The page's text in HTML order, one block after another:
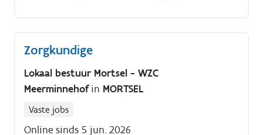
technisch complexe projecten.
Zorgkundige
Lokaal bestuur Mortsel - WZC
Meerminnehofin MORTSEL
Vaste jobs
Online sinds 5 jun. 2026